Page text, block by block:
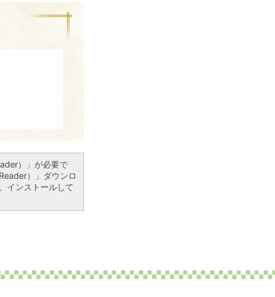
）」が必要で
）」ダウンロ
インストールして